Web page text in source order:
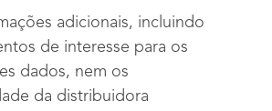
adicionais, incluindo
de interesse para os
dados, nem os
da distribuidora